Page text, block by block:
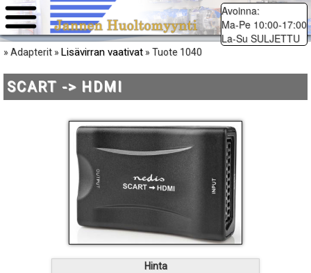
Avoinna:
Ma-Pe 10:00-17:00
La-Su SULJETTU
» Adapterit »Lisävirran vaativat » Tuote 1040
SCART -> HDMI
Hinta